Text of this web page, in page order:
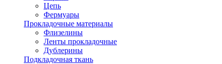
Цепь
Фермуары
Прокладочные материалы
Флизелины
Ленты прокладочные
Дублерины
Подкладочная ткань